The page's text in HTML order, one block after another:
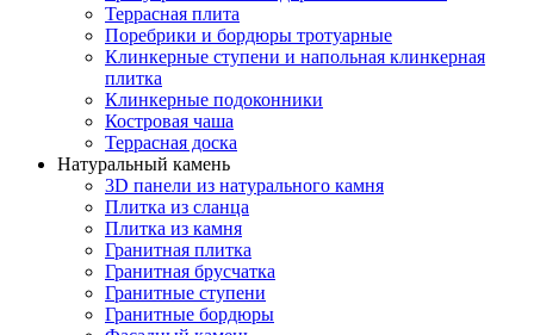
Террасная плита
Поребрики и бордюры тротуарные
Клинкерные ступени и напольная клинкерная
плитка
Клинкерные подоконники
Костровая чаша
Террасная доска
Натуральный камень
3D панели из натурального камня
Плитка из сланца
Плитка из камня
Гранитная плитка
Гранитная брусчатка
Гранитные ступени
Гранитные бордюры